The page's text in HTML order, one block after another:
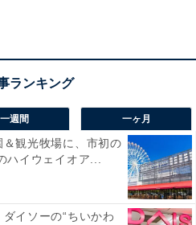
す。
即席ラーメンである「チキン
トしたことで「ラーメン」と
一週間 一ヶ月
＆観光牧場に、市初の
ハイウェイオア...
ダイソーの“ちいかわ